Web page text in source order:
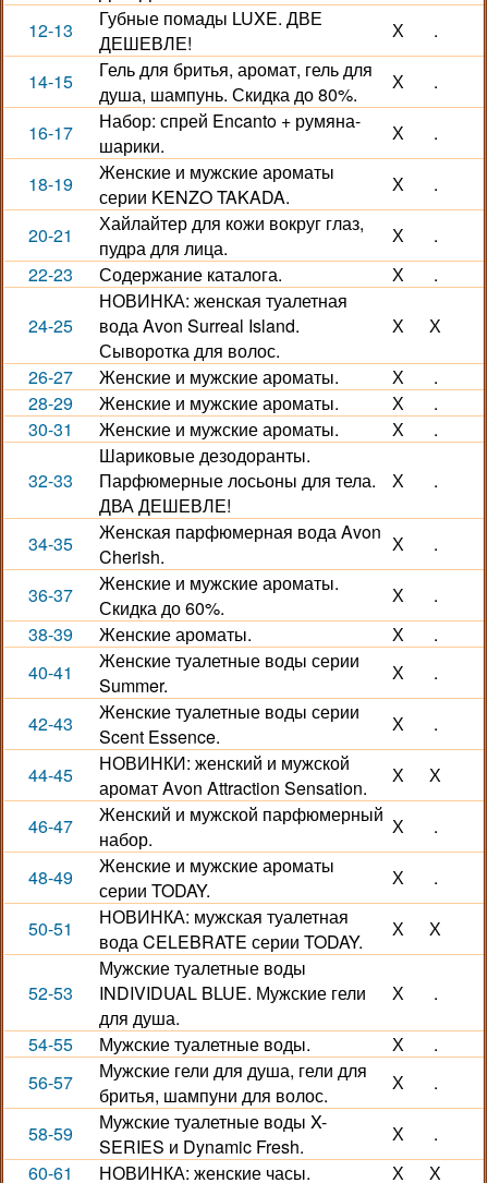
12-13
Губные помады LUXE. ДВЕ
ДЕШЕВЛЕ!
Х .
14-15
Гель для бритья, аромат, гель для
душа, шампунь. Скидка до 80%.
Х .
16-17
Набор: спрей Encanto + румяна-
шарики.
Х .
18-19
Женские и мужские ароматы
серии KENZO TAKADA.
Х .
20-21
Хайлайтер для кожи вокруг глаз,
пудра для лица.
Х
.
22-23
Содержание каталога. Х .
24-25
НОВИНКА: женская туалетная
вода Avon Surreal Island.
Сыворотка для волос.
Х Х
26-27 Женские и мужские ароматы. Х
.
28-29
Женские и мужские ароматы. Х
.
30-31
Женские и мужские ароматы. Х .
32-33
Шариковые дезодоранты.
Парфюмерные лосьоны для тела.
ДВА ДЕШЕВЛЕ!
Х .
34-35
Женская парфюмерная вода Avon
Cherish.
Х .
36-37
Женские и мужские ароматы.
Скидка до 60%.
Х
.
38-39
Женские ароматы. Х
.
40-41
Женские туалетные воды серии
Summer.
Х .
42-43
Женские туалетные воды серии
Scent Essence.
Х .
44-45
НОВИНКИ: женский и мужской
аромат Avon Attraction Sensation.
Х Х
46-47
Женский и мужской парфюмерный
набор.
Х .
48-49
Женские и мужские ароматы
серии TODAY.
Х .
50-51
НОВИНКА: мужская туалетная
вода CELEBRATE серии TODAY.
Х Х
52-53
Мужские туалетные воды
INDIVIDUAL BLUE. Мужские гели
для душа.
Х .
54-55 Мужские туалетные воды. Х
.
56-57
Мужские гели для душа, гели для
бритья, шампуни для волос.
Х .
58-59
Мужские туалетные воды X-
SERIES и Dynamic Fresh.
Х
.
60-61
НОВИНКА: женские часы. Х
Х